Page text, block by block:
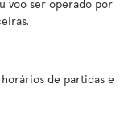
voo ser operado por
de partidas e